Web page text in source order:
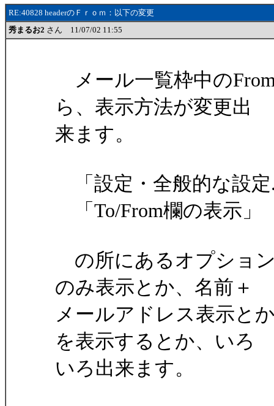
RE:40828 headerのＦｒｏｍ：以下の変更
秀まるお2 さん 11/07/02 11:55
メール一覧枠中の
ら、表示方法が変更出
来ます。
「設定・全般的な設
「To/From欄の表示」
の所にあるオプショ
のみ表示とか、名前＋
メールアドレス表示と
を表示するとか、いろ
いろ出来ます。